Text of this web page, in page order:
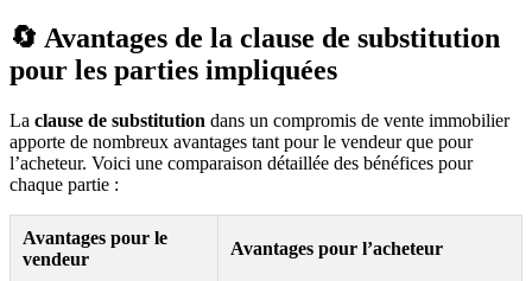
🔄 Avantages de la clause de substitution
pour les parties impliquées
La clause de substitution dans un compromis de vente immobilier
apporte de nombreux avantages tant pour le vendeur que pour
l’acheteur. Voici une comparaison détaillée des bénéfices pour
chaque partie :
Avantages pour le
vendeur
Avantages pour l’acheteur